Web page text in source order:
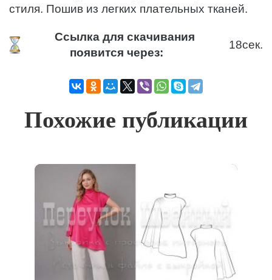
стиля. Пошив из легких плательных тканей.
Ссылка для скачивания
появится через:
17сек.
Похожие публикации